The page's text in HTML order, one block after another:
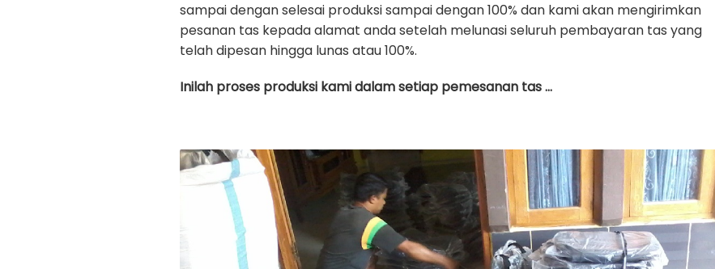
sampai dengan selesai produksi sampai dengan 100% dan kami akan mengirimkan
pesanan tas kepada alamat anda setelah melunasi seluruh pembayaran tas yang
telah dipesan hingga lunas atau 100%.
Inilah proses produksi kami dalam setiap pemesanan tas …